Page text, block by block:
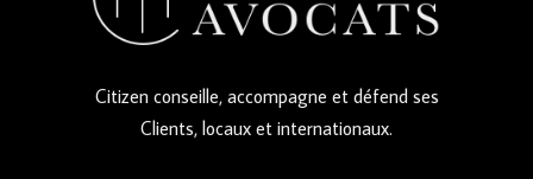
Citizen conseille, accompagne et défend ses
Clients, locaux et internationaux.